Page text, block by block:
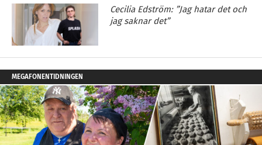
Cecilia Edström: ”Jag hatar det och
jag saknar det”
MEGAFONENTIDNINGEN